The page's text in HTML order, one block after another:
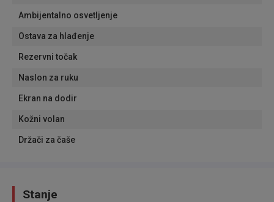
Ambijentalno osvetljenje
Ostava za hlađenje
Rezervni točak
Naslon za ruku
Ekran na dodir
Kožni volan
Držači za čaše
Stanje